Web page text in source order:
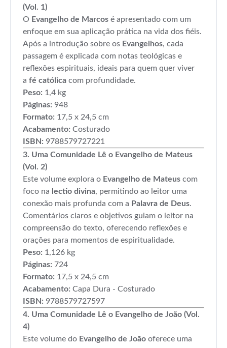
(Vol. 1)
O Evangelho de Marcos é apresentado com um
enfoque em sua aplicação prática na vida dos fiéis.
Após a introdução sobre os Evangelhos, cada
passagem é explicada com notas teológicas e
reflexões espirituais, ideais para quem quer viver
a fé católica com profundidade.
Peso: 1,4 kg
Páginas: 948
Formato: 17,5 x 24,5 cm
Acabamento: Costurado
ISBN: 9788579727221
3. Uma Comunidade Lê o Evangelho de Mateus
(Vol. 2)
Este volume explora o Evangelho de Mateus com
foco na lectio divina, permitindo ao leitor uma
conexão mais profunda com a Palavra de Deus.
Comentários claros e objetivos guiam o leitor na
compreensão do texto, oferecendo reflexões e
orações para momentos de espiritualidade.
Peso: 1,126 kg
Páginas: 724
Formato: 17,5 x 24,5 cm
Acabamento: Capa Dura - Costurado
ISBN: 9788579727597
4. Uma Comunidade Lê o Evangelho de João (Vol.
4)
Este volume do Evangelho de João oferece uma